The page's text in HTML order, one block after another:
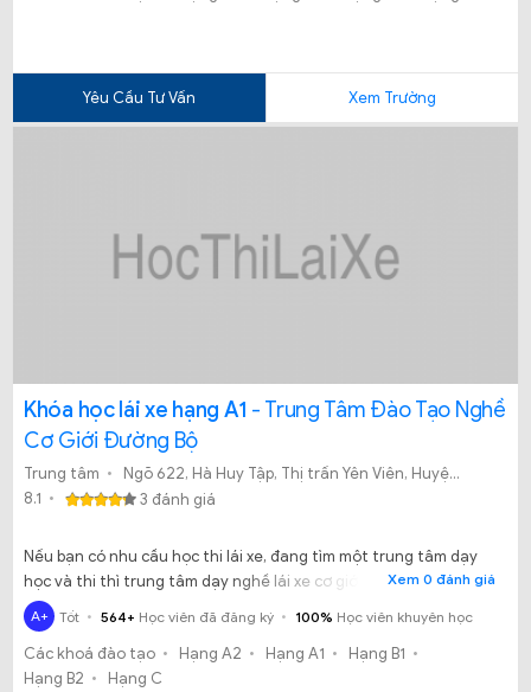
Yêu Cầu Tư Vấn Xem Trường
Khóa học lái xe hạng A1 - Trung Tâm Đào Tạo Nghề
Cơ Giới Đường Bộ
Trung tâm
Ngõ 622, Hà Huy Tập, Thị trấn Yên Viên, Huyện Gia Lâm, Hà Nội
8.1
3 đánh giá
Nếu bạn có nhu cầu học thi lái xe, đang tìm một trung tâm dạy
học và thi thì trung tâm dạy nghề lái xe cơ giới đường bộ là địa
điểm thi bằng lái xe tốt nhất. Trung tâm kỹ năng thực hành cơ
giới đường bộ là một trong những đơn vị đào tạo và tổ chức sát
hạch hàng đầu tại TP. Hà Nội. Các lớp học và thi sát hạch được
mở thường xuyên, liên tục đáp ứng mọi yêu cầu của học viên.
Xem 0 đánh giá
A+ Tốt 564+ Học viên đã đăng ký 100% Học viên khuyên học
Các khoá đào tạo Hạng A2 Hạng A1
Hạng B1
Hạng B2
Hạng C